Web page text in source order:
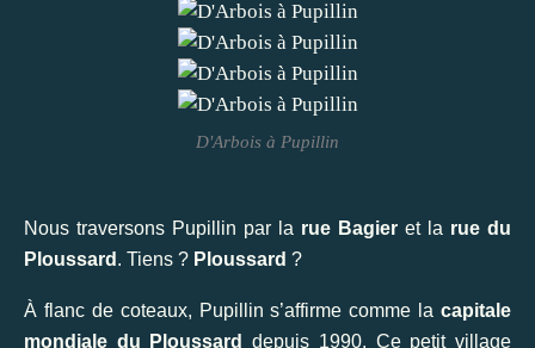
D'Arbois à Pupillin
Nous traversons Pupillin par la rue Bagier et la rue du
Ploussard . Tiens ? Ploussard ?
À flanc de coteaux, Pupillin s’affirme comme la capitale
mondiale du Ploussard
depuis 1990. Ce petit village